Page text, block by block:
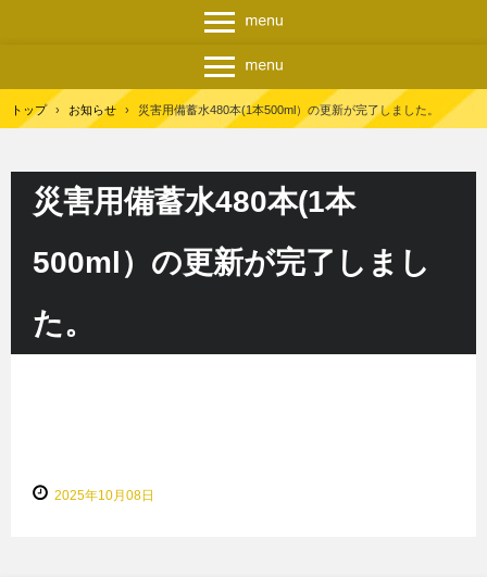
トップ › お知らせ › 災害用備蓄水480本(1本500ml）の更新が完了しました。
災害用備蓄水480本(1本
500ml）の更新が完了しまし
た。
2025年10月08日